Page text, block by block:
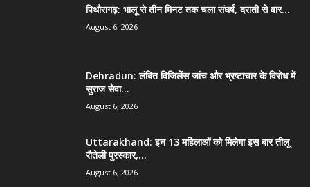
पिथौरागढ़: भालू से तीन मिनट तक चला संघर्ष, दराती से वार...
August 6, 2026
Dehradun: लंबित विजिलेंस जांच और भ्रष्टाचार के विरोध में
सुराज सेवा...
August 6, 2026
Uttarakhand: इन 13 महिलाओं को मिलेगा इस बार तीलू
रौतेली पुरस्कार,...
August 6, 2026